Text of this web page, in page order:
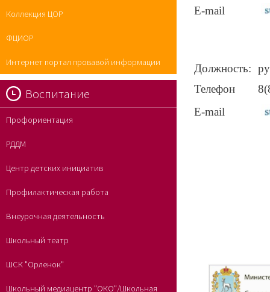
E-mail
Должность:
Телефон
E-mail
Коллекция ЦОР
ФЦИОР
Интернет портал провавой информации
Воспитание
Профориентация
РДДМ
Центр детских инициатив
Профилактическая работа
Внеурочная деятельность
Школьный театр
ШСК "Орленок"
Школьный медиацентр "ОКО"/Школьная